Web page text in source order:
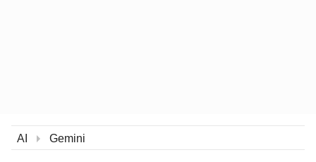
AI Gemini